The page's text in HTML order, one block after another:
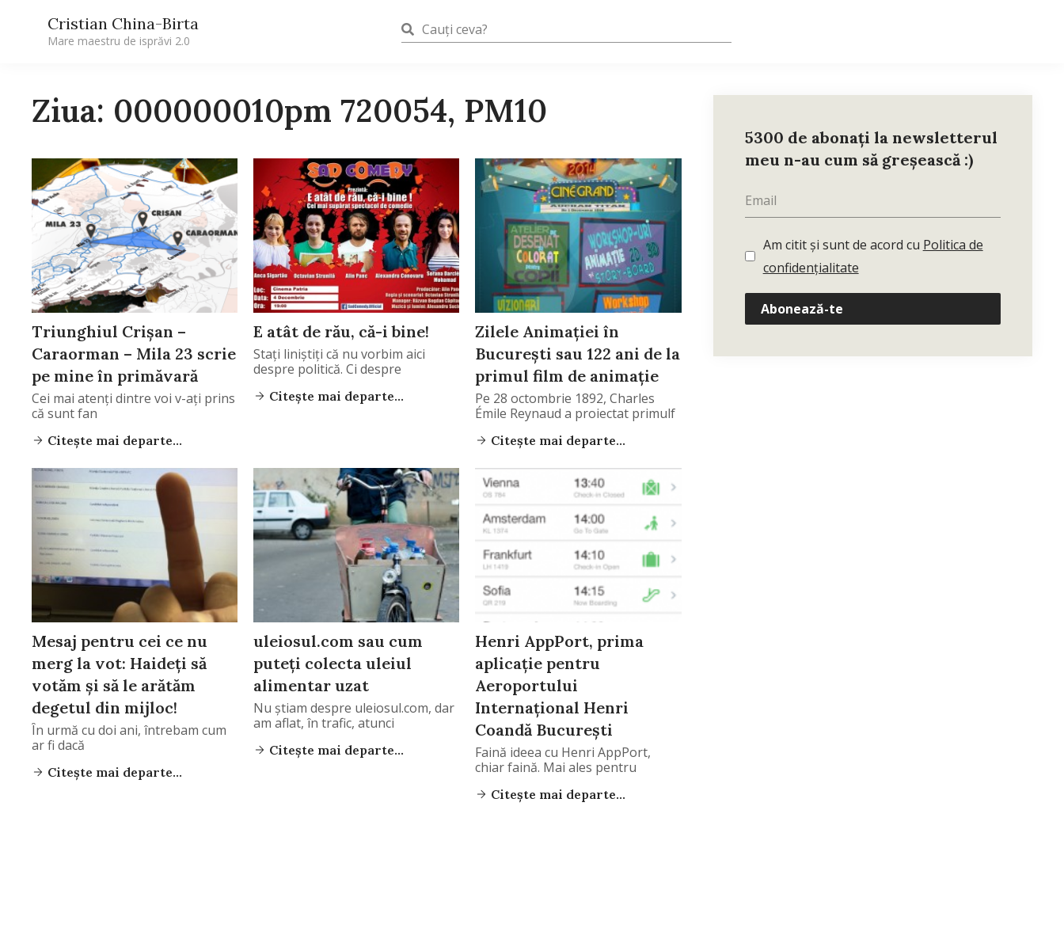
Cristian China-Birta
Mare maestru de isprăvi 2.0
Ziua: 000000010pm 720054, PM10
Triunghiul Crișan –
Caraorman – Mila 23 scrie
pe mine în primăvară
Cei mai atenţi dintre voi v-aţi prins
că sunt fan
Citește mai departe...
E atât de rău, că-i bine!
Staţi liniştiţi că nu vorbim aici
despre politică. Ci despre
Citește mai departe...
Zilele Animaţiei în
Bucureşti sau 122 ani de la
primul film de animaţie
Pe 28 octombrie 1892, Charles
Émile Reynaud a proiectat primulf
Citește mai departe...
Mesaj pentru cei ce nu
merg la vot: Haideţi să
votăm şi să le arătăm
degetul din mijloc!
În urmă cu doi ani, întrebam cum
ar fi dacă
Citește mai departe...
uleiosul.com sau cum
puteţi colecta uleiul
alimentar uzat
Nu ştiam despre uleiosul.com, dar
am aflat, în trafic, atunci
Citește mai departe...
Henri AppPort, prima
aplicaţie pentru
Aeroportului
Internaţional Henri
Coandă Bucureşti
Faină ideea cu Henri AppPort,
chiar faină. Mai ales pentru
Citește mai departe...
5300 de abonați la newsletterul
meu n-au cum să greșească :)
Am citit și sunt de acord cu Politica de
confidențialitate
Abonează-te